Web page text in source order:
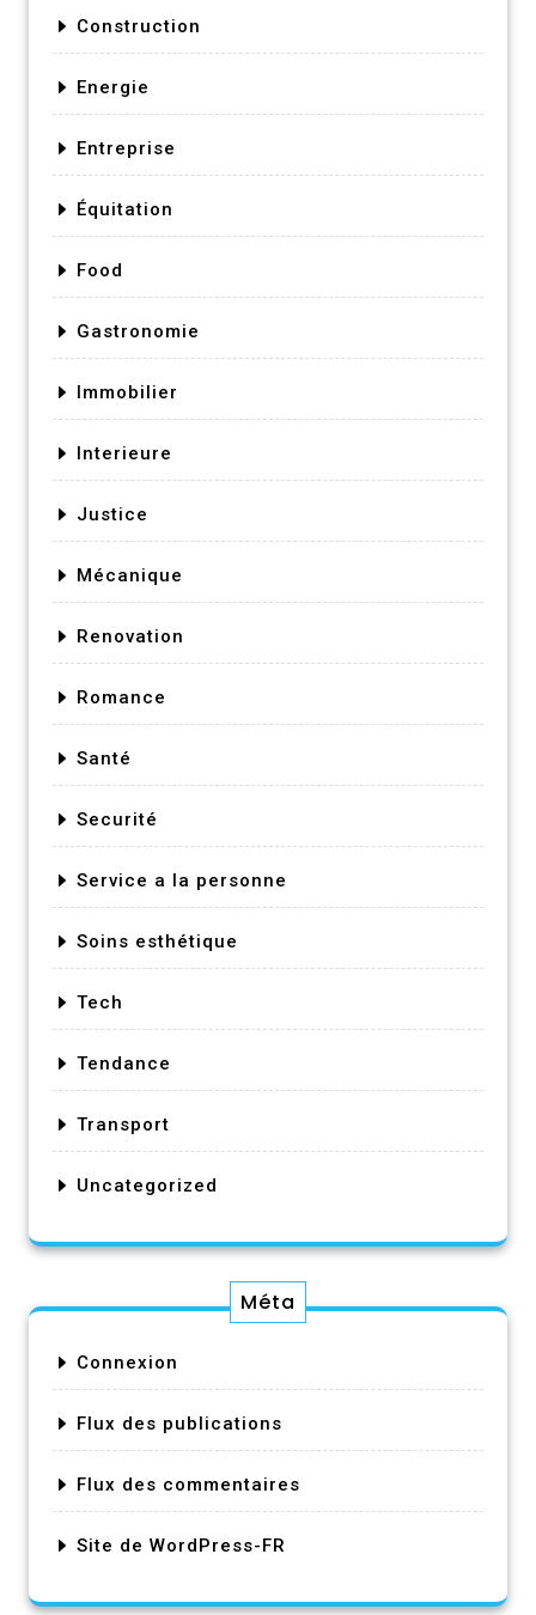
Construction
Energie
Entreprise
Équitation
Food
Gastronomie
Immobilier
Interieure
Justice
Mécanique
Renovation
Romance
Santé
Securité
Service a la personne
Soins esthétique
Tech
Tendance
Transport
Uncategorized
Méta
Connexion
Flux des publications
Flux des commentaires
Site de WordPress-FR